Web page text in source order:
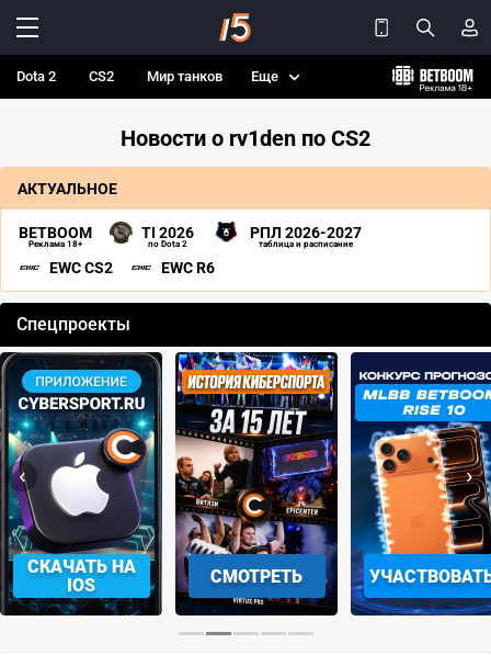
Dota 2 CS2 Мир танков Еще
Новости о rv1den по CS2
АКТУАЛЬНОЕ
BETBOOM
Реклама 18+
TI 2026
по Dota 2
РПЛ 2026-2027
таблица и расписание
EWC CS2 EWC R6
Спецпроекты
СКАЧАТЬ НА
IOS
СМОТРЕТЬ
‹ ›